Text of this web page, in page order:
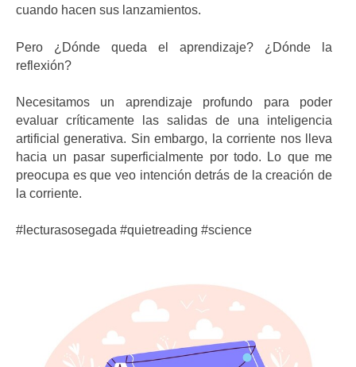
cuando hacen sus lanzamientos.
Pero ¿Dónde queda el aprendizaje? ¿Dónde la
reflexión?
Necesitamos un aprendizaje profundo para poder
evaluar críticamente las salidas de una inteligencia
artificial generativa. Sin embargo, la corriente nos lleva
hacia un pasar superficialmente por todo. Lo que me
preocupa es que veo intención detrás de la creación de
la corriente.
#lecturasosegada #quietreading #science